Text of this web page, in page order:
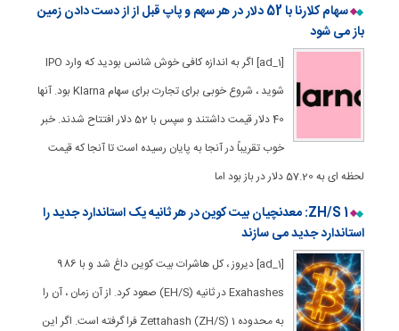
سهام کلارنا با 52 دلار در هر سهم و پاپ قبل از از دست دادن زمین
باز می شود
[ad_1] اگر به اندازه کافی خوش شانس بودید که وارد IPO
شوید ، شروع خوبی برای تجارت برای سهام Klarna بود. آنها
40 دلار قیمت داشتند و سپس با 52 دلار افتتاح شدند. خبر
خوب تقریباً در آنجا به پایان رسیده است تا آنجا که قیمت
لحظه ای به 57.20 دلار در باز بود اما
1 ZH/S: معدنچیان بیت کوین در هر ثانیه یک استاندارد جدید را
استاندارد جدید می سازند
[ad_1] دیروز ، کل هاشرات بیت کوین داغ شد و با 986
Exahashes در ثانیه (EH/S) صعود کرد. از آن زمان ، آن را
به محدوده 1 Zettahash (ZH/S) فرا گرفته است. اگر این